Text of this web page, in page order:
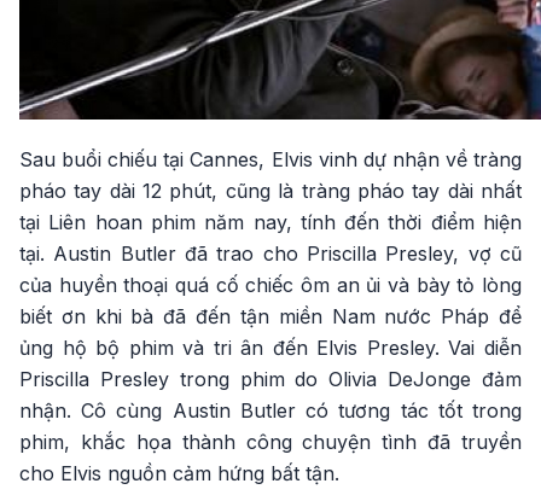
Sau buổi chiếu tại Cannes, Elvis vinh dự nhận về tràng
pháo tay dài 12 phút, cũng là tràng pháo tay dài nhất
tại Liên hoan phim năm nay, tính đến thời điểm hiện
tại. Austin Butler đã trao cho Priscilla Presley, vợ cũ
của huyền thoại quá cố chiếc ôm an ủi và bày tỏ lòng
biết ơn khi bà đã đến tận miền Nam nước Pháp để
ủng hộ bộ phim và tri ân đến Elvis Presley. Vai diễn
Priscilla Presley trong phim do Olivia DeJonge đảm
nhận. Cô cùng Austin Butler có tương tác tốt trong
phim, khắc họa thành công chuyện tình đã truyền
cho Elvis nguồn cảm hứng bất tận.